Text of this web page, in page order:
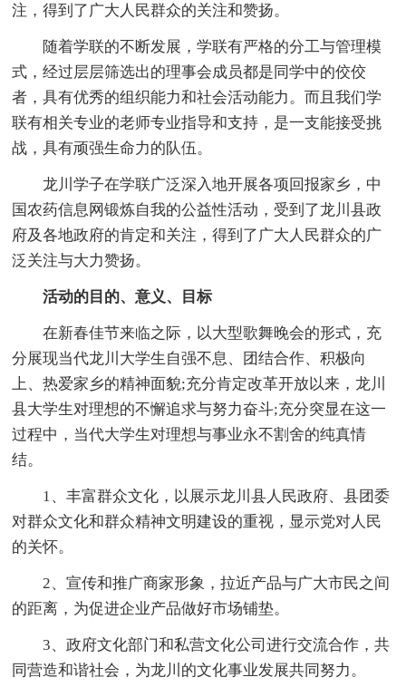
注，得到了广大人民群众的关注和赞扬。
随着学联的不断发展，学联有严格的分工与管理模
式，经过层层筛选出的理事会成员都是同学中的佼佼
者，具有优秀的组织能力和社会活动能力。而且我们学
联有相关专业的老师专业指导和支持，是一支能接受挑
战，具有顽强生命力的队伍。
龙川学子在学联广泛深入地开展各项回报家乡，中
国农药信息网锻炼自我的公益性活动，受到了龙川县政
府及各地政府的肯定和关注，得到了广大人民群众的广
泛关注与大力赞扬。
活动的目的、意义、目标
在新春佳节来临之际，以大型歌舞晚会的形式，充
分展现当代龙川大学生自强不息、团结合作、积极向
上、热爱家乡的精神面貌;充分肯定改革开放以来，龙川
县大学生对理想的不懈追求与努力奋斗;充分突显在这一
过程中，当代大学生对理想与事业永不割舍的纯真情
结。
1、丰富群众文化，以展示龙川县人民政府、县团委
对群众文化和群众精神文明建设的重视，显示党对人民
的关怀。
2、宣传和推广商家形象，拉近产品与广大市民之间
的距离，为促进企业产品做好市场铺垫。
3、政府文化部门和私营文化公司进行交流合作，共
同营造和谐社会，为龙川的文化事业发展共同努力。